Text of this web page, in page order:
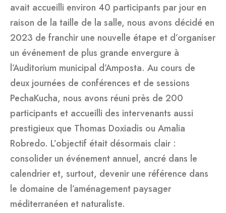
avait accueilli environ 40 participants par jour en
raison de la taille de la salle, nous avons décidé en
2023 de franchir une nouvelle étape et d’organiser
un événement de plus grande envergure à
l’Auditorium municipal d’Amposta. Au cours de
deux journées de conférences et de sessions
PechaKucha, nous avons réuni près de 200
participants et accueilli des intervenants aussi
prestigieux que Thomas Doxiadis ou Amalia
Robredo. L’objectif était désormais clair :
consolider un événement annuel, ancré dans le
calendrier et, surtout, devenir une référence dans
le domaine de l’aménagement paysager
méditerranéen et naturaliste.